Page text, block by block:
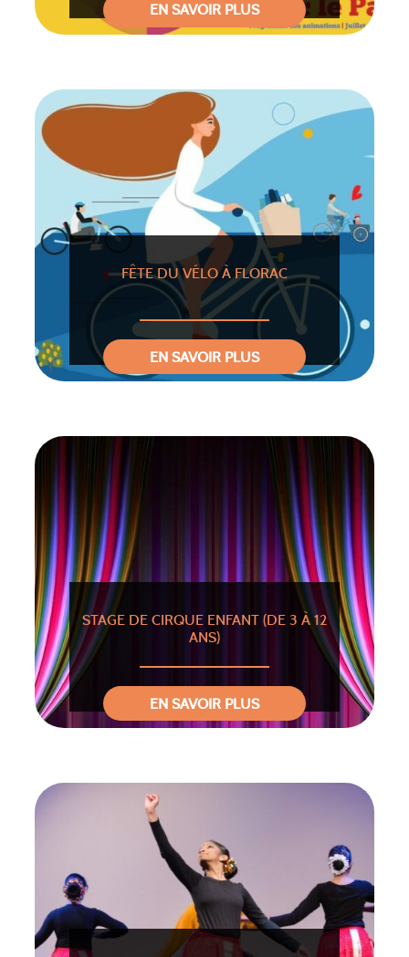
EN SAVOIR PLUS
FÊTE DU VÉLO À FLORAC
EN SAVOIR PLUS
STAGE DE CIRQUE ENFANT (DE 3 À 12
ANS)
EN SAVOIR PLUS